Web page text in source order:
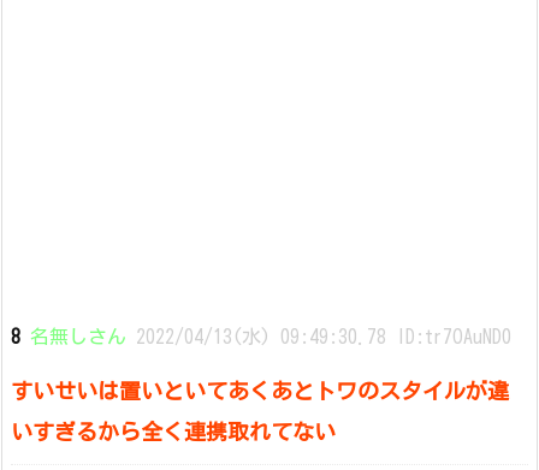
8 名無しさん 2022/04/13(水) 09:49:30.78 ID:tr7OAuND0
すいせいは置いといてあくあとトワのスタイルが違
いすぎるから全く連携取れてない